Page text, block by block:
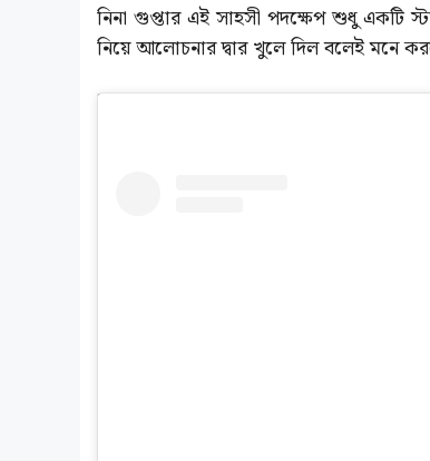
নিনা গুপ্তার এই সাহসী পদক্ষেপ শুধু একটি
নিয়ে আলোচনার দ্বার খুলে দিল বলেই মনে